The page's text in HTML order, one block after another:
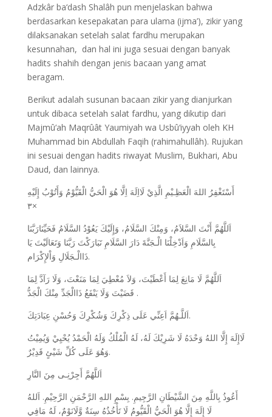
Adzkâr ba‘dash Shalâh pun menjelaskan bahwa
berdasarkan kesepakatan para ulama (ijma’), zikir yang
dilaksanakan setelah salat fardhu merupakan
kesunnahan, dan hal ini juga sesuai dengan banyak
hadits shahih dengan jenis bacaan yang amat
beragam.
Berikut adalah susunan bacaan zikir yang dianjurkan
untuk dibaca setelah salat fardhu, yang dikutip dari
Majmû‘ah Maqrûât Yaumiyah wa Usbû‘iyyah oleh KH
Muhammad bin Abdullah Faqih (rahimahullâh). Rujukan
ini sesuai dengan hadits riwayat Muslim, Bukhari, Abu
Daud, dan lainnya.
أَسْتَغْفِرُ اللهَ الْعَظِـيْمِ الَّذِيْ لَااِلَهَ اِلَّا هُوَ الْحَيُّ الْقَيُّوْمُ وَأَتُوْبُ إِلَيْهِ
×٣
اَللَّهُمَّ أَنْتَ السَّلاَمُ، وَمِنْكَ السَّلَامُ، وَإِلَيْكَ يَعُوْدُ السَّلَامُ فَحَيِّنَارَبَّنَا
بِالسَّلَامِ وَاَدْخِلْنَا الْـجَنَّةَ دَارَ السَّلَامِ تَبَارَكْتَ رَبَّنَا وَتَعَالَيْتَ يَا
ذَاالْـجَلَالِ وَاْلإِكْرَام.
اَللَّهُمَّ لَا مَانِعَ لِمَا أَعْطَيْتَ، وَلاَ مُعْطِيَ لِمَا مَنَعْتَ، وَلَا رَآدَّ لِمَا
قَضَيْتَ وَلَا يَنْفَعُ ذَاالْجَدِّ مِنْكَ الْجَدُّ .
اَللَّـهُمَّ اَعِنِّي عَلَى ذِكْرِكَ وَشُكْرِكَ وَحُسْنِ عِبَادَتِكَ.
لَاإِلَهَ إِلَّا اللهُ وَحْدَهُ لَا شَرِيْكَ لَهُ، لَهُ الْمُلْكُ وَلَهُ الْحَمْدُ يُحْيِيْ وَيُمِيْتُ
وَهُوَ عَلَى كُلِّ شَيْئٍ قَدِيْرٌ.
اَللَّهُمَّ أَجِرْنِـى مِنَ النَّارِ
أَعُوذُ بِاللَّهِ مِنَ الشَّيْطَانِ الرَّجِيمِ. بِسْمِ اللهِ الرَّحْمَنِ الرَّحِيْمِ. اَللهُ
لَا إِلَهَ إِلَّا هُوَ الْحَيُّ الْقَيُّومُ لَا تَأْخُذُهُ سِنَةٌ وَّلَانَوْمٌ، لَهُ مَافِي